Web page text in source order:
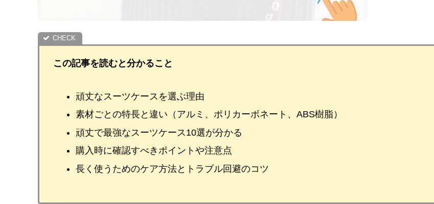
この記事を読むと分かること
頑丈なスーツケースを選ぶ理由
素材ごとの特長と違い（アルミ、ポリカーボネート、ABS樹脂）
頑丈で最強なスーツケース10選が分かる
購入時に確認すべきポイントや注意点
長く使うためのケア方法とトラブル回避のコツ